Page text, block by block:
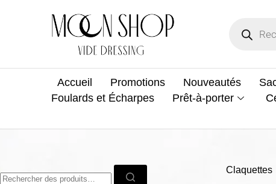
Accueil Promotions Nouveautés
Foulards et Écharpes
Prêt-à-porter
Claquettes